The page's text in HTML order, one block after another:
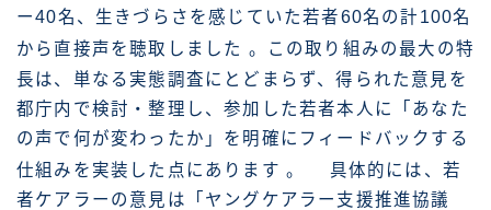
ー40名、生きづらさを感じていた若者60名の計100名
から直接声を聴取しました 。この取り組みの最大の特
長は、単なる実態調査にとどまらず、得られた意見を
都庁内で検討・整理し、参加した若者本人に「あなた
の声で何が変わったか」を明確にフィードバックする
仕組みを実装した点にあります 。 具体的には、若
者ケアラーの意見は「ヤングケアラー支援推進協議